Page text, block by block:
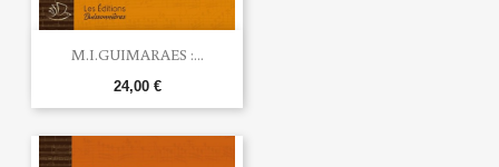
M.I.GUIMARAES :...
24,00 €